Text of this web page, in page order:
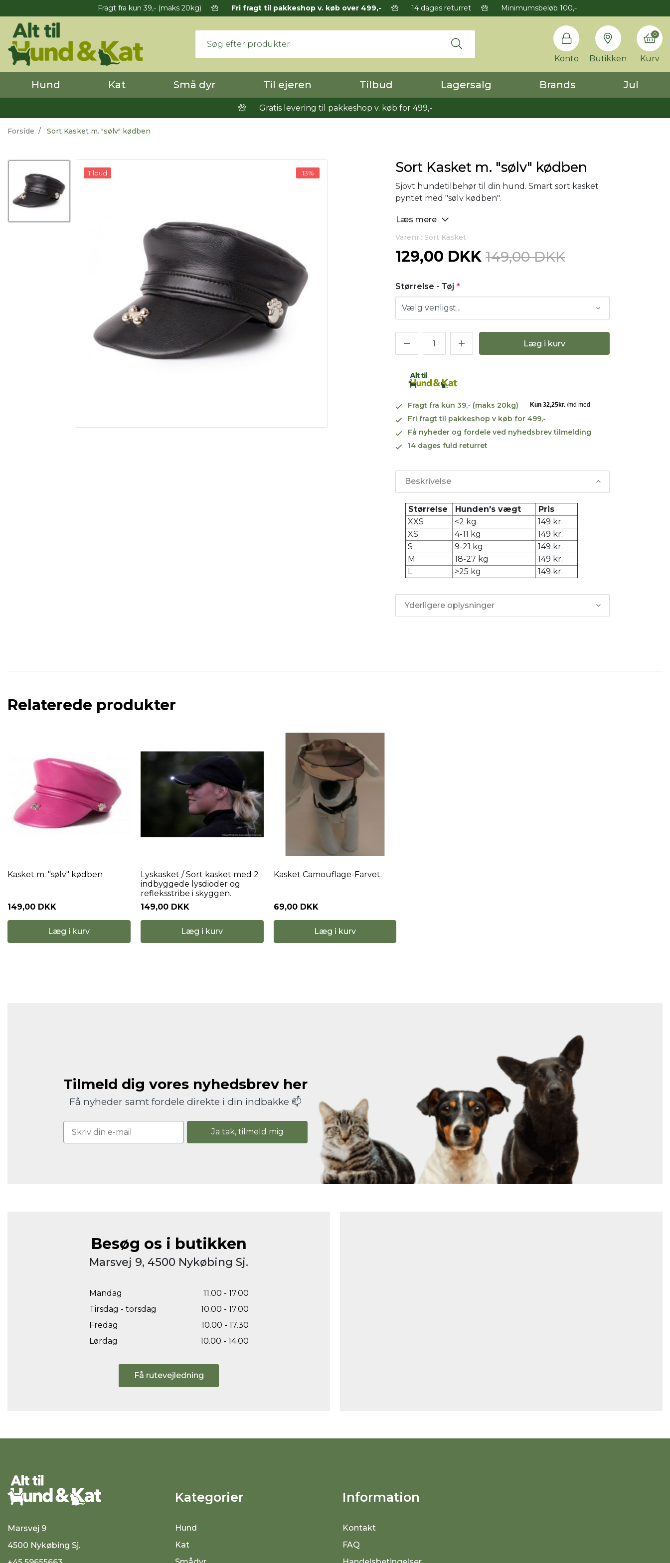
Fragt fra kun 39,- (maks 20kg) Fri fragt til pakkeshop v. køb over 499,- 14 dages returret Minimumsbeløb 100,-
Konto Butikken Kurv
0
Hund Kat Små dyr Til ejeren Tilbud Lagersalg Brands Jul
Gratis levering til pakkeshop v. køb for 499,-
Forside Sort Kasket m. "sølv" kødben
Tilbud 13% Sort Kasket m. "sølv" kødben
Sjovt hundetilbehør til din hund. Smart sort kasket
pyntet med "sølv kødben".
Læs mere
Varenr.: Sort Kasket
129,00 DKK 149,00 DKK
Størrelse - Tøj *
Læg i kurv
Fragt fra kun 39,- (maks 20kg)
Fri fragt til pakkeshop v køb for 499,-
Få nyheder og fordele ved nyhedsbrev tilmelding
14 dages fuld returret
Beskrivelse
Størrelse Hunden's vægt
Pris
XXS
<2 kg
149 kr.
XS
4-11 kg
149 kr.
S
9-21 kg
149 kr.
M
18-27 kg
149 kr.
L
>25 kg 149 kr.
Yderligere oplysninger
Relaterede produkter
Kasket m. "sølv" kødben
149,00 DKK
Læg i kurv
Lyskasket / Sort kasket med 2
indbyggede lysdioder og
refleksstribe i skyggen.
149,00 DKK
Læg i kurv
Kasket Camouflage-Farvet.
69,00 DKK
Læg i kurv
Tilmeld dig vores nyhedsbrev her
Få nyheder samt fordele direkte i din indbakke 📫
Ja tak, tilmeld mig
Besøg os i butikken
Marsvej 9, 4500 Nykøbing Sj.
Mandag
11.00 - 17.00
Tirsdag - torsdag
10.00 - 17.00
Fredag
10.00 - 17.30
Lørdag
10.00 - 14.00
Få rutevejledning
Marsvej 9
4500 Nykøbing Sj.
Kategorier
Hund
Kat
Information
Kontakt
FAQ